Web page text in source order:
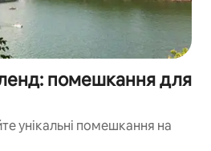
помешкання для
унікальні помешкання на